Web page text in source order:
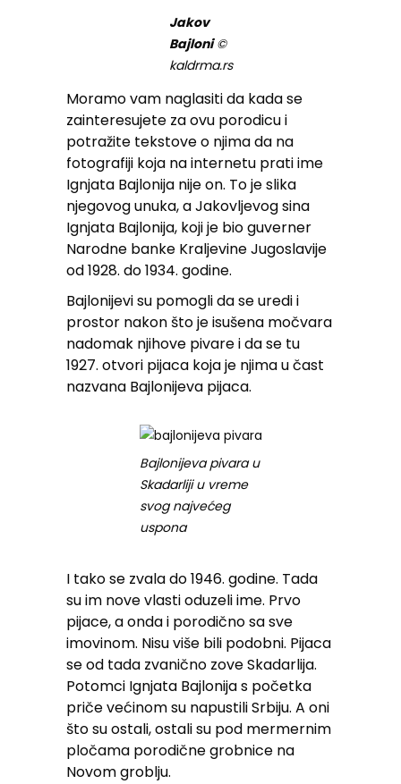
Jakov
Bajloni ©
kaldrma.rs
Moramo vam naglasiti da kada se
zainteresujete za ovu porodicu i
potražite tekstove o njima da na
fotografiji koja na internetu prati ime
Ignjata Bajlonija nije on. To je slika
njegovog unuka, a Jakovljevog sina
Ignjata Bajlonija, koji je bio guverner
Narodne banke Kraljevine Jugoslavije
od 1928. do 1934. godine.
Bajlonijevi su pomogli da se uredi i
prostor nakon što je isušena močvara
nadomak njihove pivare i da se tu
1927. otvori pijaca koja je njima u čast
nazvana Bajlonijeva pijaca.
Bajlonijeva pivara u
Skadarliji u vreme
svog najvećeg
uspona
I tako se zvala do 1946. godine. Tada
su im nove vlasti oduzeli ime. Prvo
pijace, a onda i porodično sa sve
imovinom. Nisu više bili podobni. Pijaca
se od tada zvanično zove Skadarlija.
Potomci Ignjata Bajlonija s početka
priče većinom su napustili Srbiju. A oni
što su ostali, ostali su pod mermernim
pločama porodične grobnice na
Novom groblju.